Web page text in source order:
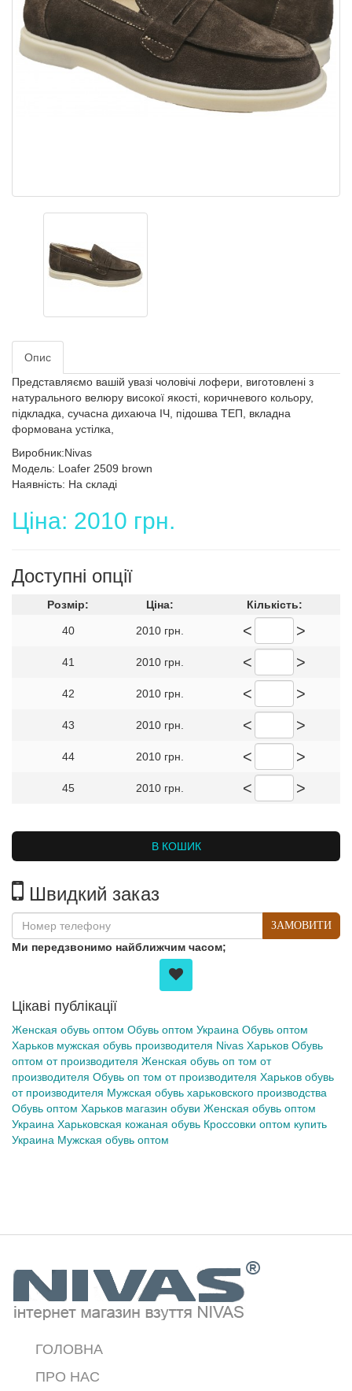
Опис
Представляємо вашій увазі чоловічі лофери, виготовлені з
натурального велюру високої якості, коричневого кольору,
підкладка, сучасна дихаюча ІЧ, підошва ТЕП, вкладна
формована устілка,
Виробник:Nivas
Модель: Loafer 2509 brown
Наявність: На складі
Ціна: 2010 грн.
Доступні опції
Розмір: Ціна: Кількість:
40 2010 грн. < >
41 2010 грн. < >
42 2010 грн. < >
43 2010 грн. < >
44 2010 грн. < >
45 2010 грн. < >
В КОШИК
Швидкий заказ
ЗАМОВИТИ
Ми передзвонимо найближчим часом;
Цікаві публікації
Женская обувь оптом Обувь оптом Украина Обувь оптом
Харьков мужская обувь производителя Nivas Харьков Обувь
оптом от производителя Женская обувь оп том от
производителя Обувь оп том от производителя Харьков обувь
от производителя Мужская обувь харьковского производства
Обувь оптом Харьков магазин обуви Женская обувь оптом
Украина Харьковская кожаная обувь Кроссовки оптом купить
Украина Мужская обувь оптом
ГОЛОВНА
ПРО НАС